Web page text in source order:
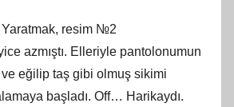
resim №2
azmıştı. Elleriyle pantolonumun
eğilip taş gibi olmuş sikimi
başladı. Off… Harikaydı.